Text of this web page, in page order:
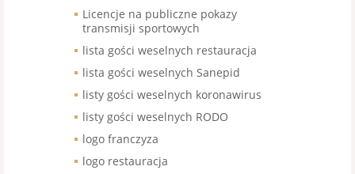
Licencje na publiczne pokazy
transmisji sportowych
lista gości weselnych restauracja
lista gości weselnych Sanepid
listy gości weselnych koronawirus
listy gości weselnych RODO
logo franczyza
logo restauracja